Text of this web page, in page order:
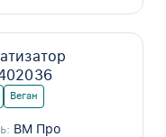
Веган
ВМ Про